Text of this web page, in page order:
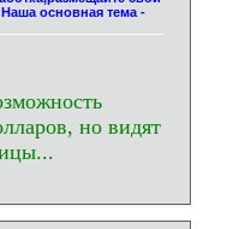
основная тема -
но видят